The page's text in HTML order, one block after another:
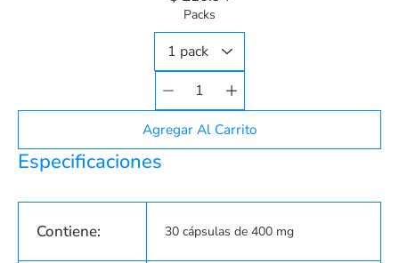
Packs
Seleccionar
variante
Selector de
cantidad
Agregar Al Carrito
Especificaciones
Contiene: 30 cápsulas de 400 mg